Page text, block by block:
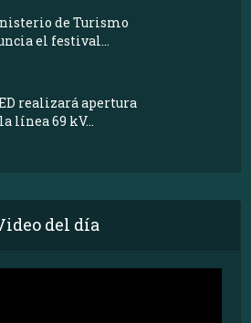
de Turismo
el festival...
realizará apertura
línea 69 kV...
del día